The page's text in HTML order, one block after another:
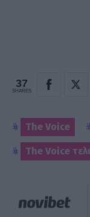
37
SHARES
The Voice
The Voice